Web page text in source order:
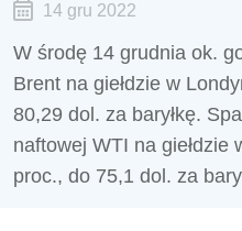
14 gru 2022
W środę 14 grudnia ok.
Brent na giełdzie w
80,29 dol. za baryłkę.
naftowej WTI na giełdzie
proc., do 75,1 dol. za